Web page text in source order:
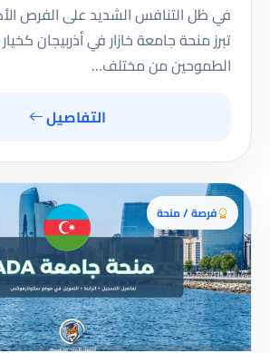
في ظل التنافس الشديد على الفرص
تبرز منحة جامعة خازار في أذربيجان
الطموحين من مختلف…
التفاصيل
فرصة / منحة